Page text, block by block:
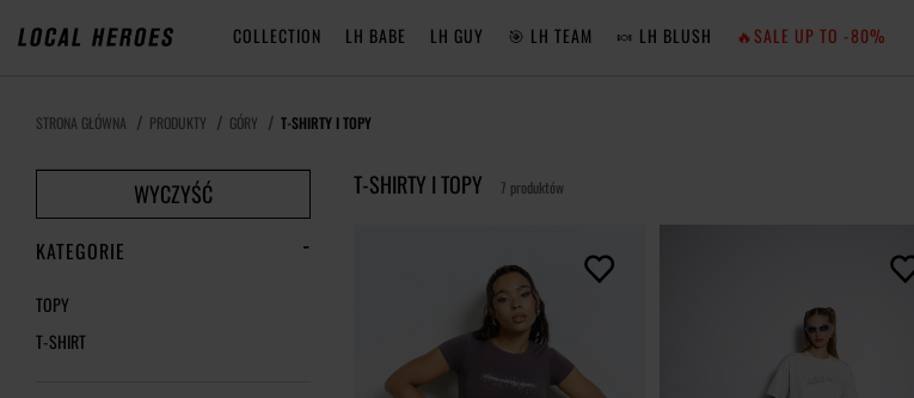
COLLECTION LH BABE LH GUY 🎯 LH TEAM 🍬 LH BLUSH 🔥SALE UP TO -80%
STRONA GŁÓWNA PRODUKTY GÓRY T-SHIRTY I TOPY
WYCZYŚĆ
KATEGORIE
TOPY
T-SHIRT
T-SHIRTY I TOPY 7 produktów